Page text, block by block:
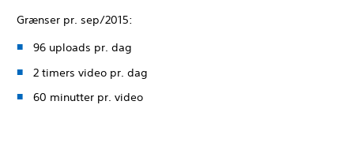
Grænser pr. sep/2015:
96 uploads pr. dag
2 timers video pr. dag
60 minutter pr. video